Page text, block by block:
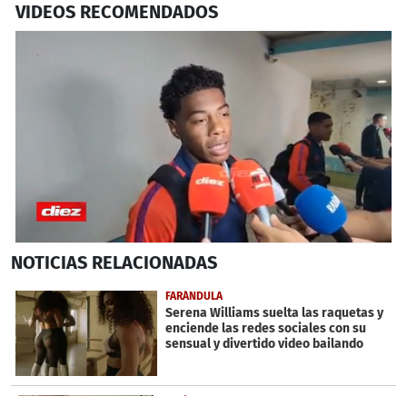
VIDEOS RECOMENDADOS
seconds
4
minutes,
20
seconds
NOTICIAS RELACIONADAS
FARÁNDULA
Serena Williams suelta las raquetas y
enciende las redes sociales con su
sensual y divertido video bailando